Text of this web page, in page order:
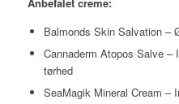
Balmonds Skin Salvation –
Cannaderm Atopos Salve –
tørhed
SeaMagik Mineral Cream –